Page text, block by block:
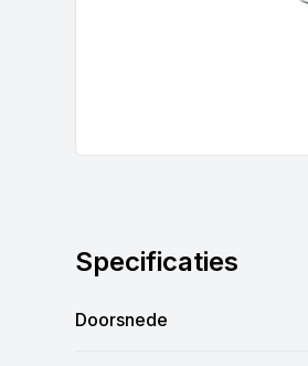
Specificaties
Doorsnede